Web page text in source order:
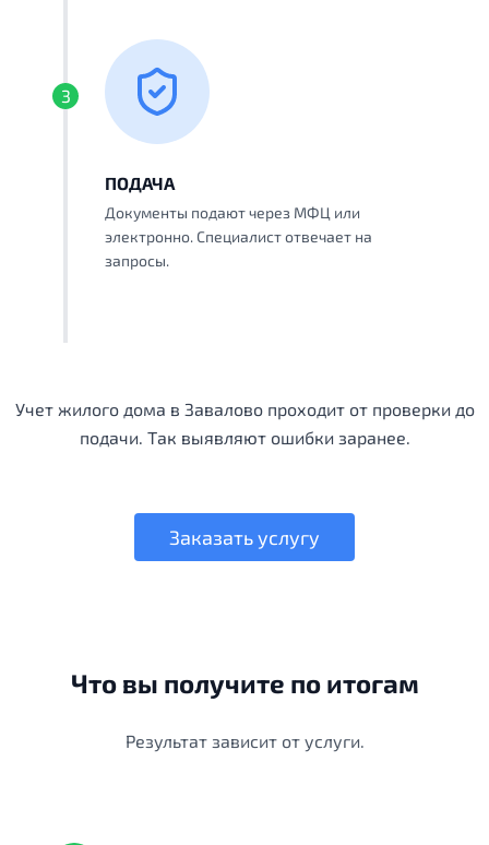
3
ПОДАЧА
Документы подают через МФЦ или
электронно. Специалист отвечает на
запросы.
Учет жилого дома в Завалово проходит от проверки до
подачи. Так выявляют ошибки заранее.
Заказать услугу
Что вы получите по итогам
Результат зависит от услуги.